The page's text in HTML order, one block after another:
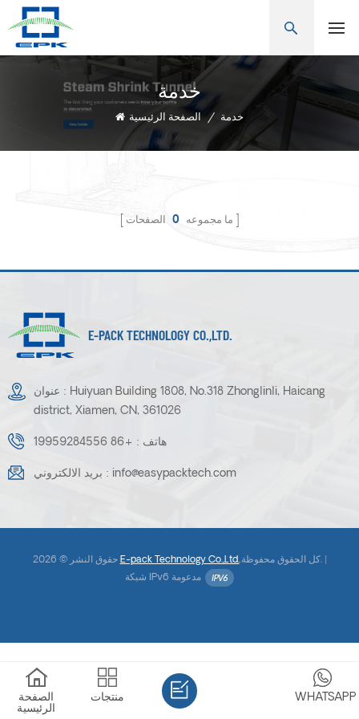
خدمة
الصفحة الرئيسية / خدمة
ما مجموعه 0 الصفحات
E-PACK TECHNOLOGY CO.,LTD.
عنوان : Huiyuan Building 1808, No.318 Zhonglinli, Haicang
district, Xiamen, CN, 361026
هاتف : +86 19959284556
بريد الالكتروني : info@easypacktech.com
حقوق النشر © 2026 E-pack Technology Co.,Ltd.
.كل الحقوق محفوظة. |
شبكة IPv6 مدعومة
الصفحة
الرئيسية
منتجات WHATSAPP